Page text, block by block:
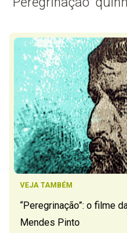
VEJA TAMBÉM
“Peregrinação”: o filme
Mendes Pinto